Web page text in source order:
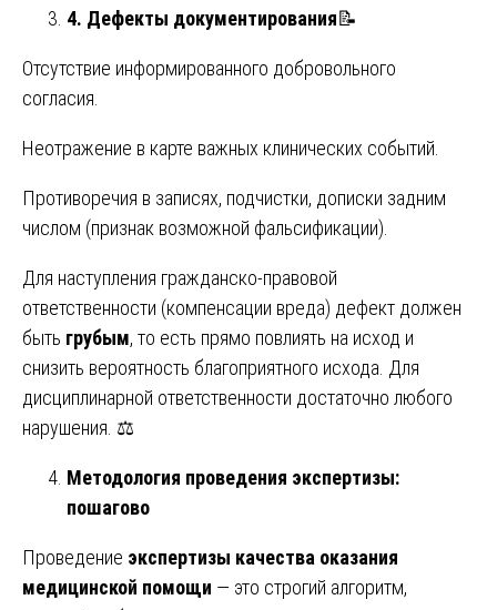
4. Дефекты документирования📝
Отсутствие информированного добровольного
согласия.
Неотражение в карте важных клинических событий.
Противоречия в записях, подчистки, дописки задним
числом (признак возможной фальсификации).
Для наступления гражданско-правовой
ответственности (компенсации вреда) дефект должен
быть грубым, то есть прямо повлиять на исход и
снизить вероятность благоприятного исхода. Для
дисциплинарной ответственности достаточно любого
нарушения. ⚖️
Методология проведения экспертизы:
пошагово
Проведение экспертизы качества оказания
медицинской помощи — это строгий алгоритм,